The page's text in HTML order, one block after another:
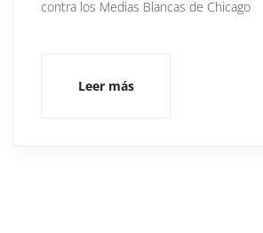
contra los Medias Blancas de Chicago
Leer más